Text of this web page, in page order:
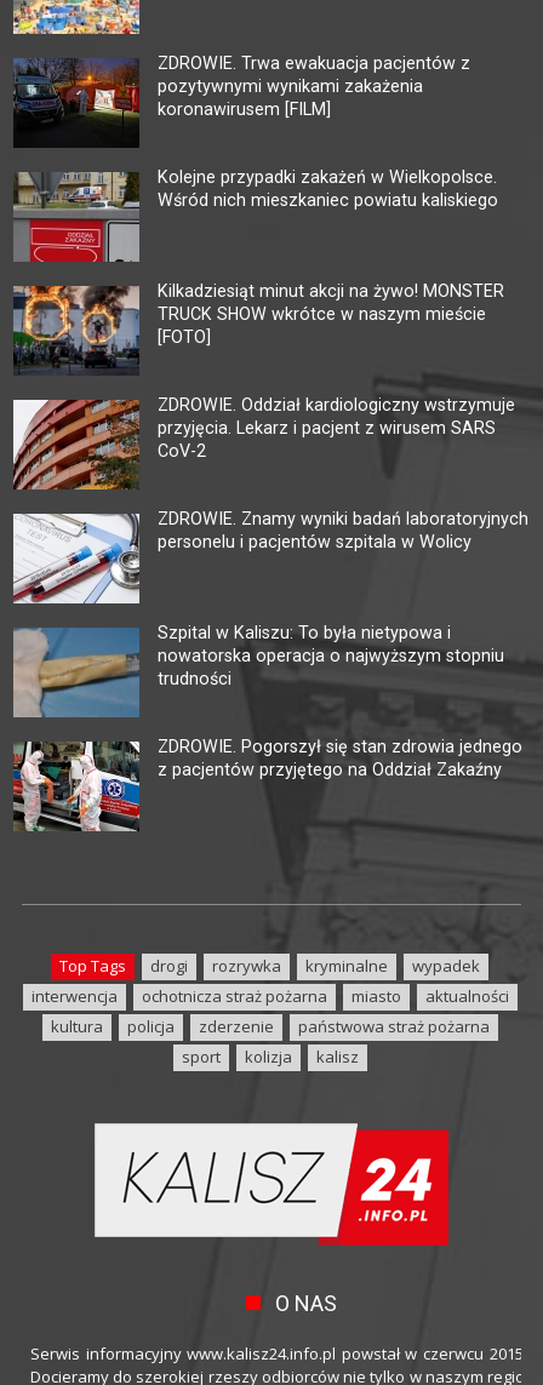
ZDROWIE. Trwa ewakuacja pacjentów z
pozytywnymi wynikami zakażenia
koronawirusem [FILM]
Kolejne przypadki zakażeń w Wielkopolsce.
Wśród nich mieszkaniec powiatu kaliskiego
Kilkadziesiąt minut akcji na żywo! MONSTER
TRUCK SHOW wkrótce w naszym mieście
[FOTO]
ZDROWIE. Oddział kardiologiczny wstrzymuje
przyjęcia. Lekarz i pacjent z wirusem SARS
CoV-2
ZDROWIE. Znamy wyniki badań laboratoryjnych
personelu i pacjentów szpitala w Wolicy
Szpital w Kaliszu: To była nietypowa i
nowatorska operacja o najwyższym stopniu
trudności
ZDROWIE. Pogorszył się stan zdrowia jednego
z pacjentów przyjętego na Oddział Zakaźny
Top Tags drogi rozrywka kryminalne
wypadek
interwencja
ochotnicza straż pożarna miasto
aktualności
kultura
policja zderzenie
państwowa straż pożarna
sport
kolizja kalisz
O NAS
Serwis informacyjny www.kalisz24.info.pl powstał w czerwcu 2015
Docieramy do szerokiej rzeszy odbiorców nie tylko w naszym